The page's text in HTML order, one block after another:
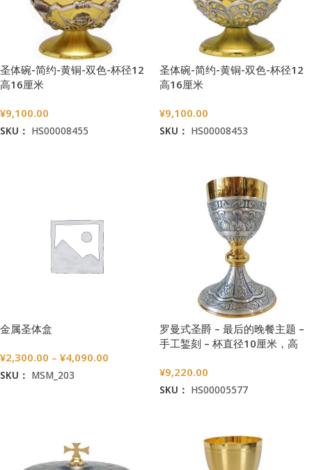
圣体碗-简约-黄铜-双色-杯径12
高16厘米
¥9,100.00
SKU： HS00008455
圣体碗-简约-黄铜-双色-杯径12
高16厘米
¥9,100.00
SKU： HS00008453
金属圣体盒
¥2,300.00 – ¥4,090.00
SKU： MSM_203
罗曼式圣爵 – 最后的晚餐主题 –
手工錾刻 – 杯直径10厘米，高
¥9,220.00
SKU： HS00005577